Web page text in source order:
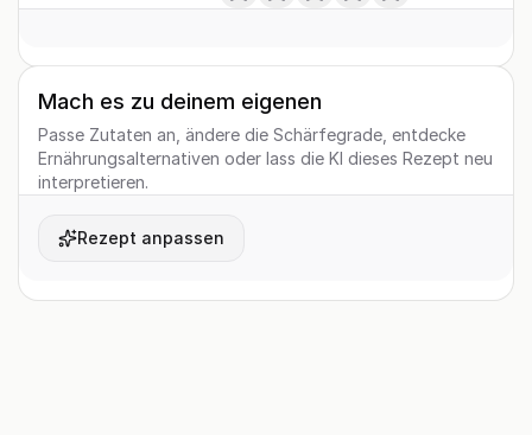
Mach es zu deinem eigenen
Passe Zutaten an, ändere die Schärfegrade, entdecke
Ernährungsalternativen oder lass die KI dieses Rezept neu
interpretieren.
Rezept anpassen